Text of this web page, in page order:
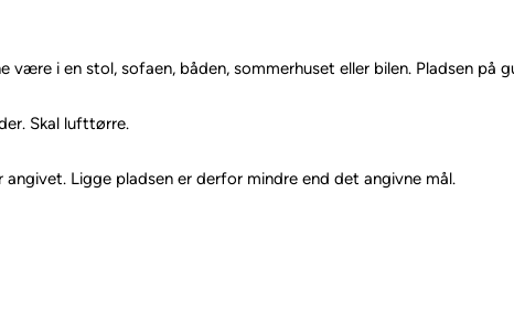
være i en stol, sofaen, båden, sommerhuset eller bilen. Pladsen
Skal lufttørre.
Ligge pladsen er derfor mindre end det angivne mål.